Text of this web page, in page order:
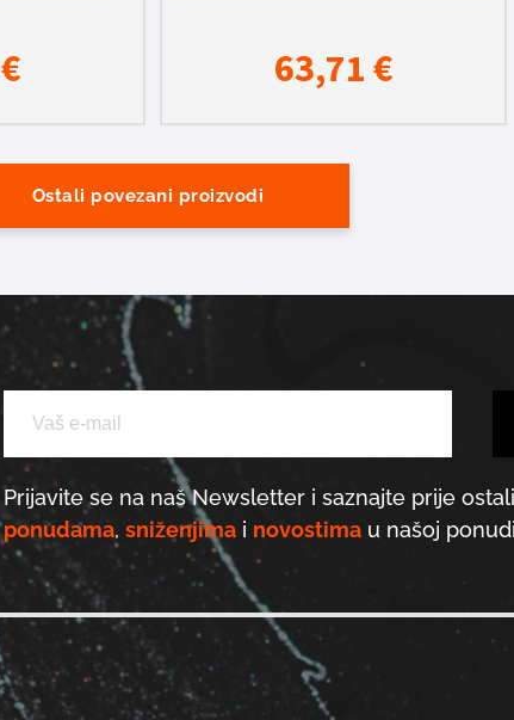
€ 63,71€
Ostali povezani proizvodi
Prijavite se na naš Newsletter i saznajte prije
ponudama, sniženjimai novostimau našoj